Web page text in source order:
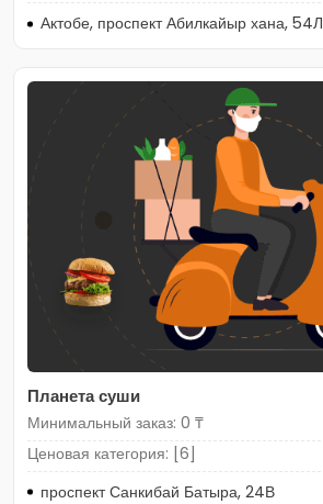
Актобе, проспект Абилкайыр хана, 54Л
Планета суши
Минимальный заказ: 0 ₸
Ценовая категория: [6]
проспект Санкибай Батыра, 24В